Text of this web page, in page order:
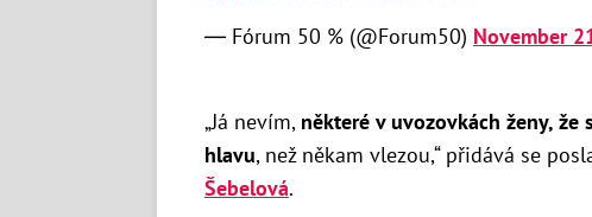
— Fórum 50 % (@Forum50) November
„Já nevím, některé v uvozovkách ženy,
hlavu, než někam vlezou,“ přidává se
Šebelová.